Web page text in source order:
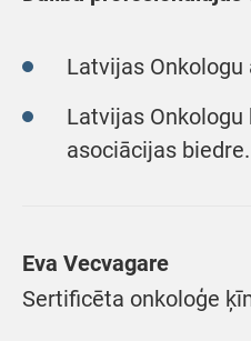
Latvijas
Latvijas
asociācijas biedre.
Eva Vecvagare
Sertificēta onkoloģe